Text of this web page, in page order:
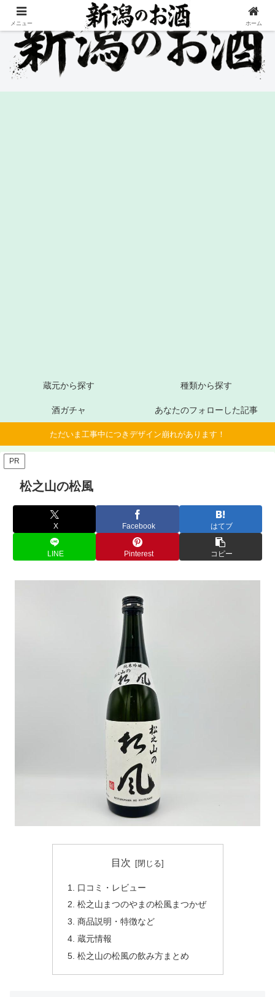
蔵元から探す 種類から探す
酒ガチャ あなたのフォローした記事
ただいま工事中につきデザイン崩れがあります！
PR
松之山の松風
X Facebook はてブ
LINE Pinterest コピー
目次
口コミ・レビュー
松之山まつのやまの松風まつかぜ
商品説明・特徴など
蔵元情報
松之山の松風の飲み方まとめ
メニュー ホーム